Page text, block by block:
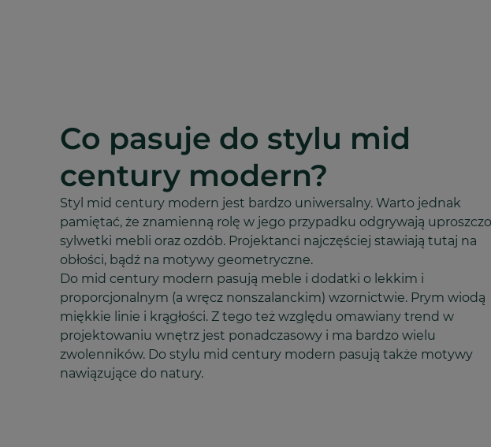
Co pasuje do stylu mid
century modern?
Styl mid century modern jest bardzo uniwersalny. Warto jednak
pamiętać, że znamienną rolę w jego przypadku odgrywają
sylwetki mebli oraz ozdób. Projektanci najczęściej stawiają tutaj na
obłości, bądź na motywy geometryczne.
Do mid century modern pasują meble i dodatki o lekkim i
proporcjonalnym (a wręcz nonszalanckim) wzornictwie. Prym wiodą
miękkie linie i krągłości. Z tego też względu omawiany trend w
projektowaniu wnętrz jest ponadczasowy i ma bardzo wielu
zwolenników. Do stylu mid century modern pasują także motywy
nawiązujące do natury.